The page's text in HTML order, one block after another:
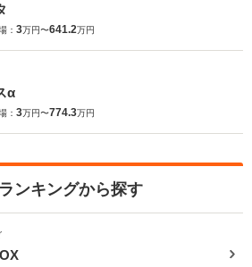
： 3万円〜641.2万円
α
： 3万円〜774.3万円
ンキングから探す